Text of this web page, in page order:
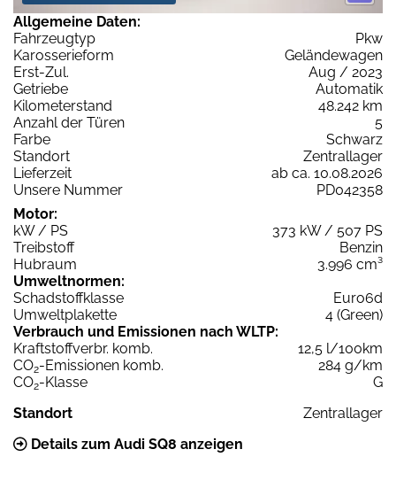
Allgemeine Daten:
Fahrzeugtyp
Pkw
Karosserieform
Geländewagen
Erst-Zul.
Aug / 2023
Getriebe
Automatik
Kilometerstand
48.242 km
Anzahl der Türen
5
Farbe
Schwarz
Standort
Zentrallager
Lieferzeit
ab ca. 10.08.2026
Unsere Nummer
PD042358
Motor:
kW / PS
373 kW / 507 PS
Treibstoff
Benzin
Hubraum
3.996 cm³
Umweltnormen:
Schadstoffklasse
Euro6d
Umweltplakette
4 (Green)
Verbrauch und Emissionen nach WLTP:
Kraftstoffverbr. komb.
12,5 l/100km
CO2-Emissionen komb.
284 g/km
CO2-Klasse
G
Standort
Zentrallager
Details zum Audi SQ8 anzeigen